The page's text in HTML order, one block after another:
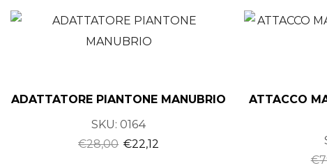
ADATTATORE PIANTONE MANUBRIO
SKU: 0164
€28,00 €22,12
ATTACCO
€